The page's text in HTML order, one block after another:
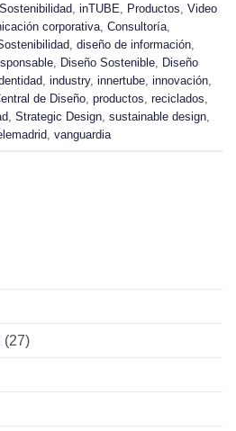
inTUBE Productos Video
corporativa Consultoría
diseño de información
Diseño Sostenible Diseño
industry, innertube innovación
de Diseño productos reciclados
Strategic Design sustainable design
vanguardia
(27)